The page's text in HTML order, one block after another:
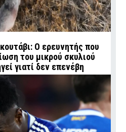
Ο ερευνητής που
του μικρού σκυλιού
γιατί δεν επενέβη